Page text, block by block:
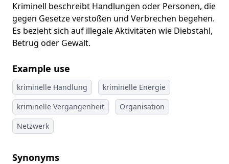
Kriminell beschreibt Handlungen oder Personen, die
gegen Gesetze verstoßen und Verbrechen begehen.
Es bezieht sich auf illegale Aktivitäten wie Diebstahl,
Betrug oder Gewalt.
Example use
kriminelle Handlung
kriminelle Energie
kriminelle Vergangenheit
Organisation
Netzwerk
Synonyms